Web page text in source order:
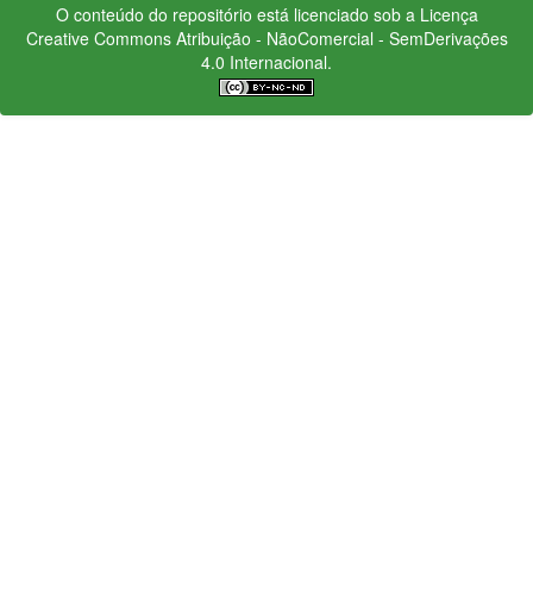
O conteúdo do repositório está licenciado sob a Licença
Creative CommonsAtribuição - NãoComercial - SemDerivações
4.0 Internacional.